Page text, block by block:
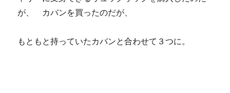
が、 カバンを買ったのだが、
もともと持っていたカバンと合わせて３つに。